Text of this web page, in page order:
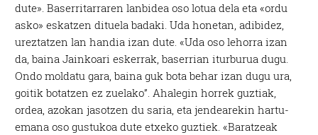
dute». Baserritarraren lanbidea oso lotua dela eta «ordu
asko» eskatzen dituela badaki. Uda honetan, adibidez,
ureztatzen lan handia izan dute. «Uda oso lehorra izan
da, baina Jainkoari eskerrak, baserrian iturburua dugu.
Ondo moldatu gara, baina guk bota behar izan dugu ura,
goitik botatzen ez zuelako”. Ahalegin horrek guztiak,
ordea, azokan jasotzen du saria, eta jendearekin hartu-
emana oso gustukoa dute etxeko guztiek. «Baratzeak